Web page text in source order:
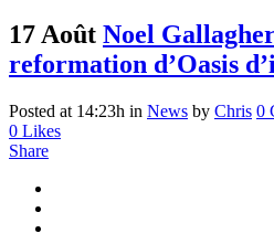
17 Août Noel
reformation d’Oasis
Posted at 14:23h in News by Chris 0
0 Likes
Share